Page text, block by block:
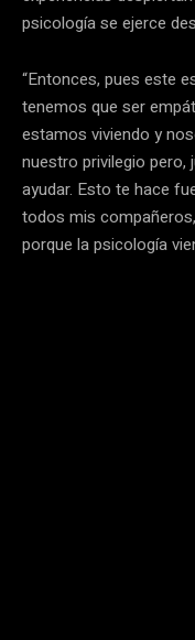
psicología se ejerce
“Entonces, pues este
tenemos que ser
estamos viviendo y
nuestro privilegio
ayudar. Esto te hace
todos mis
porque la psicología